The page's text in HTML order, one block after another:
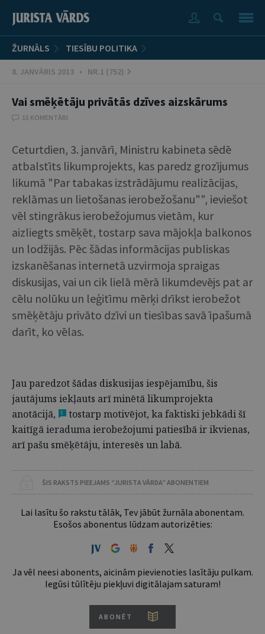
ŽURNĀLS TIESĪBU POLITIKA
8. JANVĀRIS 2013 • NR.1 (752)
Vai smēķētāju privātās dzīves aizskārums
15 KOMENTĀRI
Ceturtdien, 3. janvārī, Ministru kabineta sēdē
atbalstīts likumprojekts, kas paredz grozījumus
likumā "Par tabakas izstrādājumu realizācijas,
reklāmas un lietošanas ierobežošanu"", ieviešot
vēl stingrākus ierobežojumus vietām, kur
aizliegts smēķēt, tostarp sava mājokļa balkonos
un lodžijās. Pēc šādas informācijas publiskas
izskanēšanas internetā uzvirmoja spraigas
diskusijas, vai un cik lielā mērā likumdevējs pat ar
cēlu nolūku un leģitīmu mērķi drīkst ierobežot
smēķētāju privāto dzīvi un tiesības savā īpašumā
darīt, ko vēlas.
Jau paredzot šādas diskusijas iespējamību, šis
jautājums iekļauts arī minētā likumprojekta
anotācijā,
1
tostarp motivējot, ka faktiski jebkādi šī
kaitīgā ieraduma ierobežojumi patiesībā ir ikvienas,
arī pašu smēķētāju, interesēs un labā.
ŠIS RAKSTS PIEEJAMS “JURISTA VĀRDA” ABONENTIEM
Lai lasītu šo rakstu tālāk, Tev jābūt žurnāla abonentam.
Esošos abonentus lūdzam autorizēties:
Ja vēl neesi abonents, aicinām pievienoties lasītāju pulkam.
Iegūsi tūlītēju piekļuvi digitālajam saturam!
ABONĒT